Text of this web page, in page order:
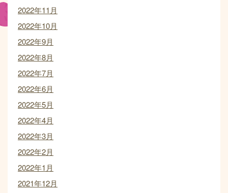
2022年11月
2022年10月
2022年9月
2022年8月
2022年7月
2022年6月
2022年5月
2022年4月
2022年3月
2022年2月
2022年1月
2021年12月